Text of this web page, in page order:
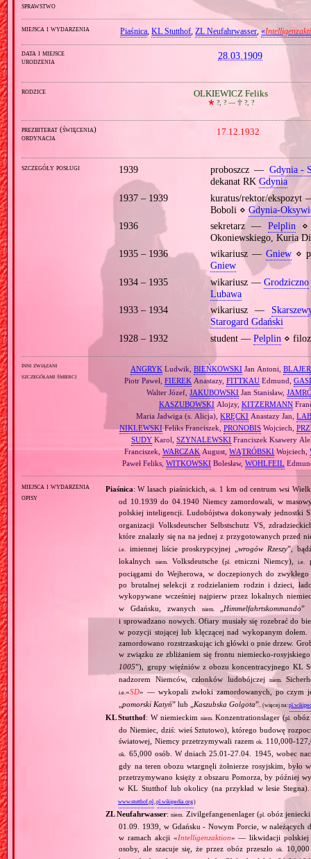
sprawstwo
miejsca i wydarzenia Piaśnica,KL Stutthof,ZL Neufahrwasser,«
data i miejsce
urodzenia
28.03.1909
rodzice OLKIEWICZ Feliks
🞲?, ? — 🕆?, ?
prezbiterat (święcenia)
ordynacja
17.12.1932
szczegóły posługi 1939 proboszcz — Gdynia ‐
dekanat RK Gdynia
1937 – 1939
kuratus/rektor/
Boboli ⋄
1936
sekretarz — Pelplin⋄
Okoniewskiego, Kuria
1935 – 1936
wikariusz — Gniew⋄
Gniew
1934 – 1935
wikariusz —Grodziczno
Lubawa
1933 – 1934
wikariusz —
Starogard Gdański
1928 – 1932
student — Pelplin ⋄
inni związani
szczegółami śmierci
ANGRYK Ludwik, BIEŃKOWSKIJan Antoni, BLAJER
Piotr Paweł, FIEREK Anastazy, FITTKAUEdmund,
Walter Józef,JAKUBOWSKI Jan Stanisław,
KASZUBOWSKIAlojzy, KITZERMANN
Maria Jadwiga (s. Alicja),KRĘCKI Anastazy Jan,
NIKLEWSKIFeliks Franciszek, PRONOBISWojciech,
SUDY Karol,SZYNALEWSKI Franciszek Ksawery
Franciszek,WARCZAKAugust,WĄTRÓBSKIWojciech,
Paweł Feliks, WITKOWSKIBolesław, WOHLFEIL
miejsca i wydarzenia
opisy
Piaśnica: W lasach piaśnickich,ok.
1 km od centrum wsi
od 10.1939 do 04.1940 Niemcy zamordowali, w
polskiej inteligencji. Ludobójstwa dokonywały jednostki
organizacji Volksdeutscher Selbstschutz VS,
które znalazły się na na jednej z przygotowanych przed
i.e. imiennej liście proskrypcyjnej „wrogów Rzeszy”,
lokalnych
niem. Volksdeutsche (pl. etniczni Niemcy),i.e.
pociągami do Wejherowa, w doczepionych do
po brutalnej selekcji z rodzielaniem rodzin i dzieci,
wykopywane wcześniej najpierw przez lokalnych
w Gdańsku, zwanych
niem. Himmelfahrtskommando”
i sprowadzano nowych. Ofiary musiały się rozebrać do
w pozycji stojącej lub klęczącej nad wykopanym
zamordowano rozstrzaskując ich główki o pnie drzew.
w związku ze zbliżaniem się frontu
1005”), grupy więźniów z obozu koncentracyjnego KL
nadzorem Niemców, członków ludobójczej
niem.
i.e.«SD» — wykopali zwłoki zamordowanych, po czym
„pomorski Katyń” lub „ Kaszubska Golgota”. (więcej na:
KL Stutthof: W niemieckim niem. Konzentrationslager (pl.
do Niemiec, dziś: wieś Sztutowo), którego budowę
światowej, Niemcy przetrzymywali razemok.
ok.
65,000 osób. W dniach 25.01‐27.04. 1945, wobec
gdy na teren obozu wtargnęli żołnierze rosyjskim,
przetrzymywano księży z obszaru Pomorza, by później
w KL Stutthof lub okolicy (na przykład w lesie
www.stutthof.pl ,pl.wikipedia.org)
ZL Neufahrwasser:niem. Zivilgefangenenlager (pl.
obóz
01.09. 1939, w Gdańsku ‐ Nowym Porcie, w należących
w ramach akcji «Intelligenzaktion» — likwidacji polskiej
osoby, ale szacuje się, że przez obóz przeszło
ok.